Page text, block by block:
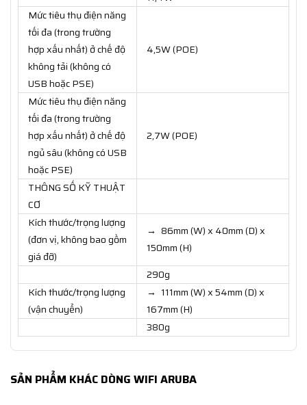
Mức tiêu thụ điện năng
tối đa (trong trường
hợp xấu nhất) ở chế độ
không tải (không có
USB hoặc PSE)
4,5W (POE)
Mức tiêu thụ điện năng
tối đa (trong trường
hợp xấu nhất) ở chế độ
ngủ sâu (không có USB
hoặc PSE)
2,7W (POE)
THÔNG SỐ KỸ THUẬT
CƠ
Kích thước/trọng lượng
(đơn vị, không bao gồm
giá đỡ)
→ 86mm (W) x 40mm (D) x
150mm (H)
290g
Kích thước/trọng lượng
(vận chuyển)
→ 111mm (W) x 54mm (D) x
167mm (H)
380g
SẢN PHẨM KHÁC DÒNG WIFI ARUBA